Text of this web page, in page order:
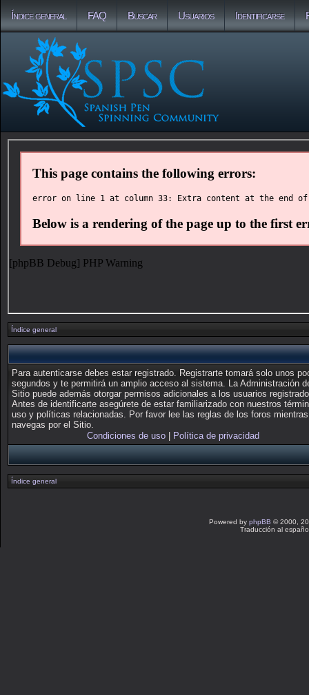
Índice general FAQ Buscar Usuarios Identificarse
Índice general
Para autenticarse debes estar registrado. Registrarte tomará solo unos
segundos y te permitirá un amplio acceso al sistema. La Administración
Sitio puede además otorgar permisos adicionales a los usuarios
Antes de identificarte asegúrete de estar familiarizado con nuestros
uso y políticas relacionadas. Por favor lee las reglas de los foros mientras
navegas por el Sitio.
Condiciones de uso| Política de privacidad
Índice general
Powered by phpBB © 2000,
Traducción al